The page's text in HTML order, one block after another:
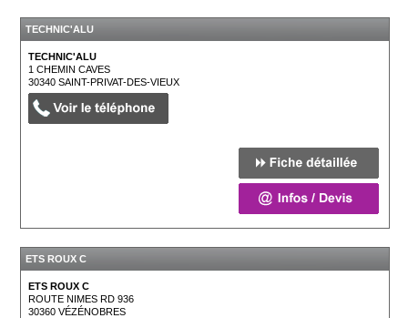
TECHNIC'ALU
TECHNIC'ALU
1 CHEMIN CAVES
30340SAINT-PRIVAT-DES-VIEUX
ETS ROUX C
ETS ROUX C
ROUTE NIMES RD 936
30360VÉZÉNOBRES